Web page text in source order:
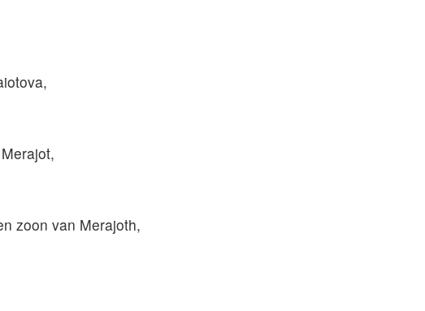
zoon van Merajoth,